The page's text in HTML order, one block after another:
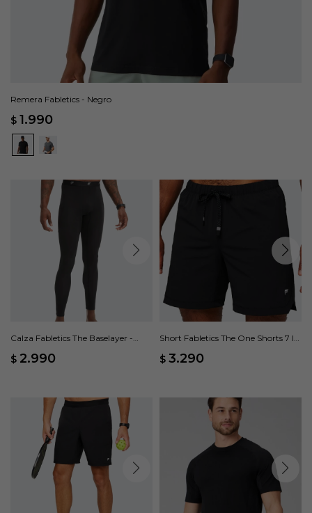
Remera Fabletics - Negro
$ 1.990
Calza Fabletics The Baselayer -
$ 2.990
Short Fabletics The One Shorts 7 In
$ 3.290